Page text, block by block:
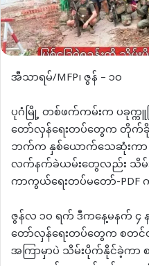
‌အီသာရမ်/MFP၊ ဇွန် – ၁၀
ပုဂံမြို့ တစ်ဖက်ကမ်းက ပခုက္ကူ
တော်လှန်ရေးတပ်တွေက တိုက်
ဘက်က နှစ်ယောက်သေဆုံးကာ
လက်နက်ခဲယမ်းတွေလည်း သိ
ကာကွယ်ရေးတပ်မတော်-
ဇွန်လ ၁၀ ရက် ဒီကနေ့မနက် ၄ န
တော်လှန်ရေးတပ်တွေက စတင်
အကြာမှာပဲ သိမ်းပိုက်နိုင်ခဲ့ကာ